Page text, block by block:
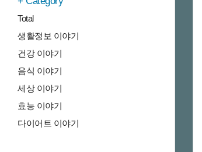
Total
생활정보 이야기
건강 이야기
음식 이야기
세상 이야기
효능 이야기
다이어트 이야기